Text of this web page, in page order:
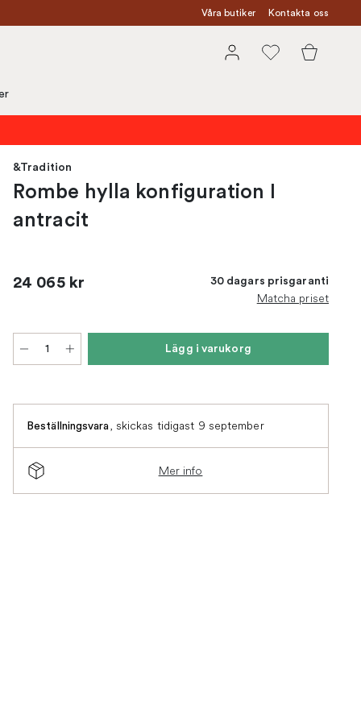
Våra butiker Kontakta oss
&Tradition
Rombe hylla konfiguration I
antracit
24 065 kr 30 dagars prisgaranti
Matcha priset
Lägg i varukorg
Beställningsvara, skickas tidigast 9 september
Mer info